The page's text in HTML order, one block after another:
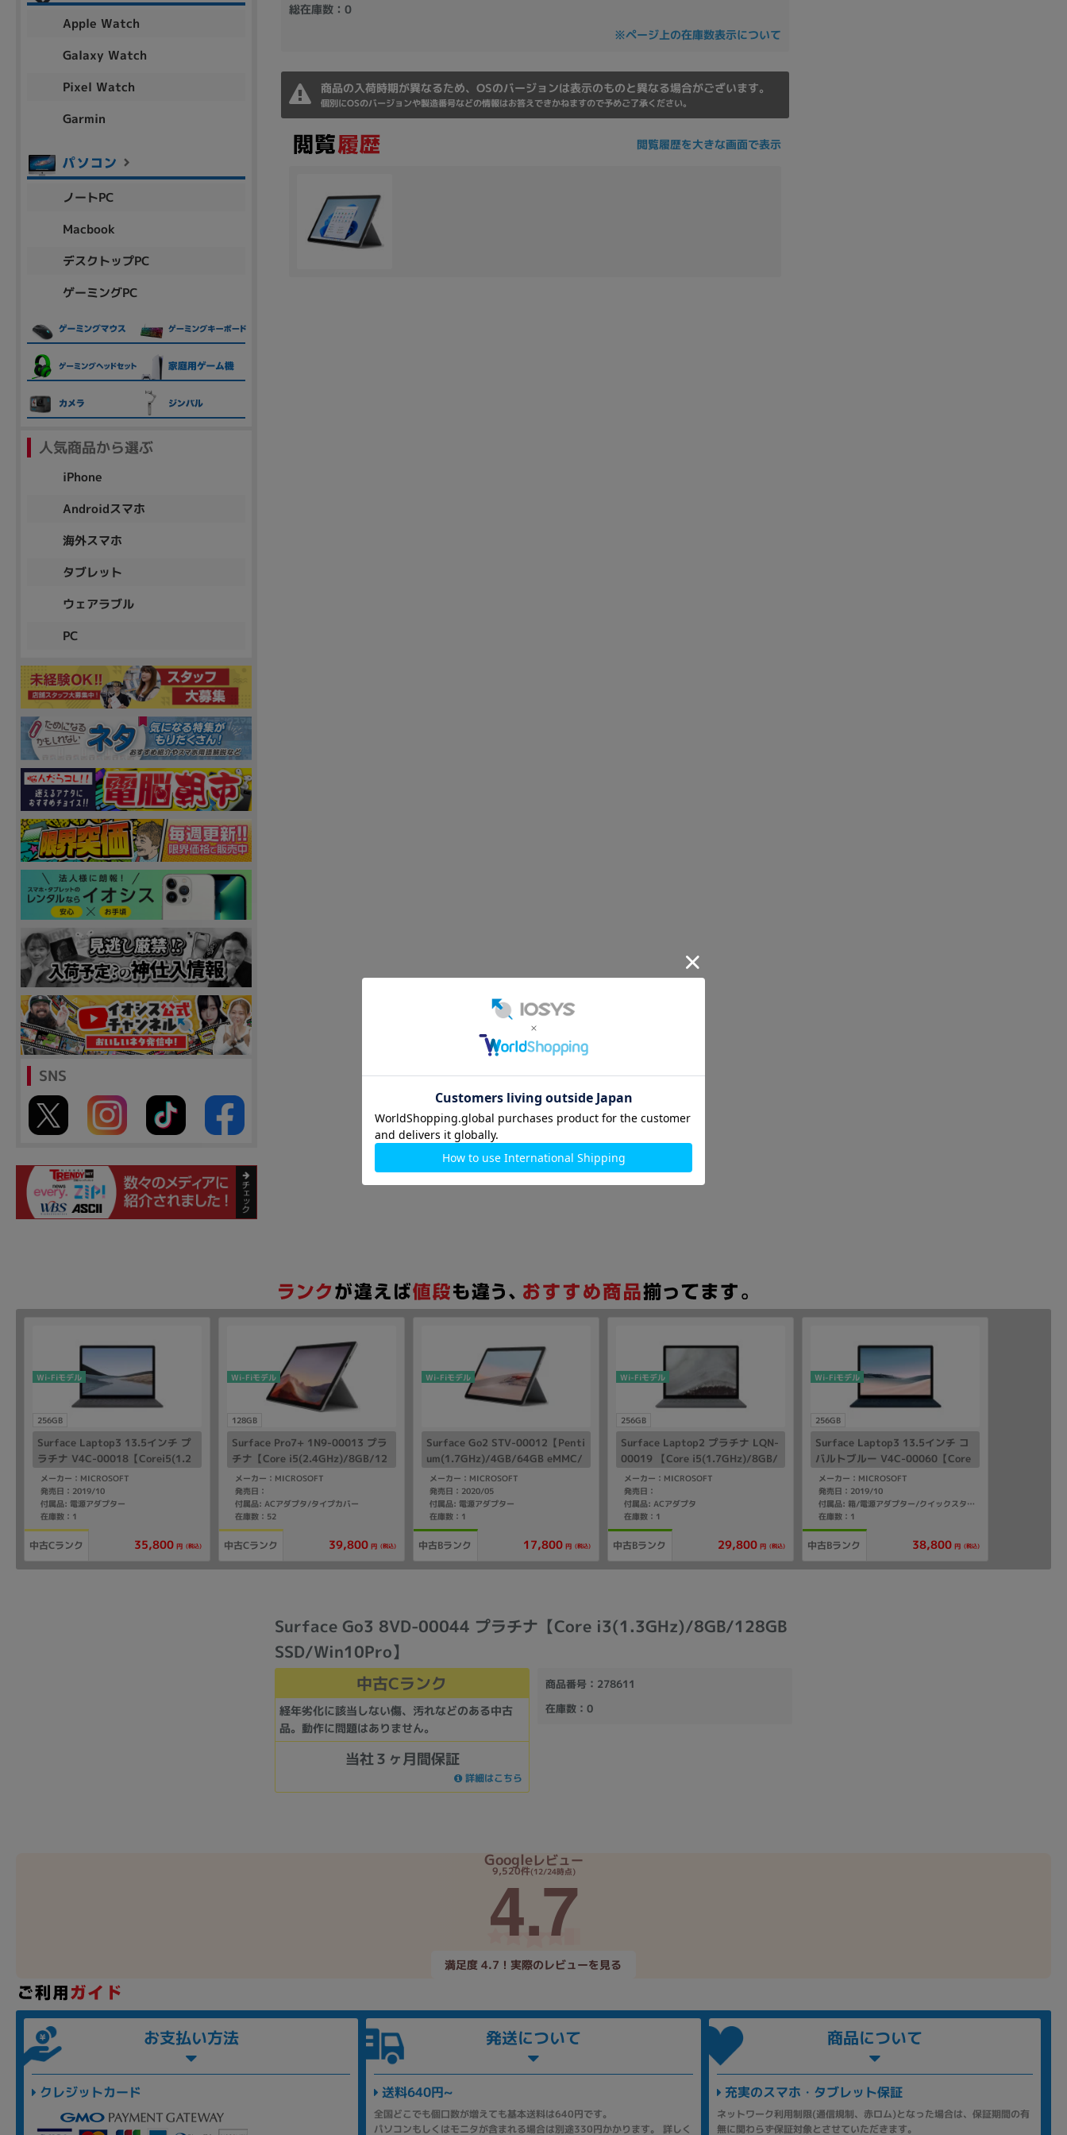
総在庫数：0
※ページ上の在庫数表示について
商品の入荷時期が異なるため、OSのバージョンは表示のものと異なる場合がございます。
個別にOSのバージョンや製造番号などの情報はお答えできかねますので予めご了承ください。
閲覧履歴を大きな画面で表示
Apple Watch
Galaxy Watch
Pixel Watch
Garmin
ノートPC
Macbook
デスクトップPC
ゲーミングPC
人気商品から選ぶ
iPhone
Androidスマホ
海外スマホ
タブレット
ウェアラブル
PC
SNS
256GB
Wi-Fiモデル
Surface Laptop3 13.5インチ プ
ラチナ V4C-00018【Corei5(1.2
GHz)/8GB/256GB SSD/Win11H
ome】
メーカー：MICROSOFT
発売日：2019/10
付属品: 電源アダプター
在庫数：1
中古Cランク 35,800 円 (税込)
128GB
Wi-Fiモデル
Surface Pro7+ 1N9-00013 プラ
チナ【Core i5(2.4GHz)/8GB/12
8GB SSD/Win11Pro】
メーカー：MICROSOFT
発売日：
付属品: ACアダプタ/タイプカバー
在庫数：52
中古Cランク 39,800 円 (税込)
Wi-Fiモデル
Surface Go2 STV-00012【Penti
um(1.7GHz)/4GB/64GB eMMC/
Win11Home】
メーカー：MICROSOFT
発売日：2020/05
付属品: 電源アダプター
在庫数：1
中古Bランク 17,800 円 (税込)
256GB
Wi-Fiモデル
Surface Laptop2 プラチナ LQN-
00019 【Core i5(1.7GHz)/8GB/
256GB SSD/Win11Pro】
メーカー：MICROSOFT
発売日：
付属品: ACアダプタ
在庫数：1
中古Bランク 29,800 円 (税込)
256GB
Wi-Fiモデル
Surface Laptop3 13.5インチ コ
バルトブルー V4C-00060【Core
i5(1.5GHz)/8GB/256GB SSD/W
in11Home】
メーカー：MICROSOFT
発売日：2019/10
付属品: 箱/電源アダプター/クイックスタートガイド
在庫数：1
中古Bランク 38,800 円 (税込)
Surface Go3 8VD-00044 プラチナ【Core i3(1.3GHz)/8GB/128GB
SSD/Win10Pro】
中古Cランク
経年劣化に該当しない傷、汚れなどのある中古
品。動作に問題はありません。
当社３ヶ月間保証
詳細はこちら
商品番号：278611
在庫数：0
Googleレビュー
9,520件(12/24時点)
4.7
満足度 4.7！実際のレビューを見る
お支払い方法
クレジットカード
発送について
送料640円~
全国どこでも個口数が増えても基本送料は640円です。
パソコンもしくはモニタが含まれる場合は別途330円かかります。 詳しく
商品について
充実のスマホ・タブレット保証
ネットワーク利用制限(通信規制、赤ロム)となった場合は、保証期間の有
無に関わらず保証対象とさせていただきます。
MacOS ChromeOS
メモリ
~
容量
~
円 ～
各項目のチェックボックスは「or検索」となります。